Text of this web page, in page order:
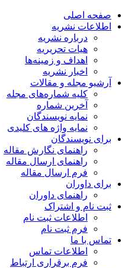
صفحه اصلی
اطلاعات نشریه
درباره نشریه
هیات تحریریه
اهداف و زمینه‌ها
اخبار نشریه
آرشیو مجله و مقالات
کلیه شماره‌های مجله
آخرین شماره
نمایه نویسندگان
نمایه واژه های کلیدی
برای نویسندگان
راهنمای نگارش مقاله
راهنمای ارسال مقاله
فرم ارسال مقاله
برای داوران
راهنمای داوران
ثبت نام و اشتراک
اطلاعات ثبت نام
فرم ثبت نام
تماس با ما
اطلاعات تماس
فرم برقراری ارتباط